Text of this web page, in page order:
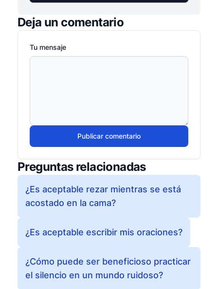
Deja un comentario
Tu mensaje
Publicar comentario
Preguntas relacionadas
¿Es aceptable rezar mientras se está
acostado en la cama?
¿Es aceptable escribir mis oraciones?
¿Cómo puede ser beneficioso practicar
el silencio en un mundo ruidoso?